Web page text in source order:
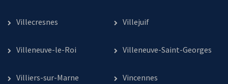
Villecresnes Villejuif
Villeneuve-le-Roi Villeneuve-Saint-Georges
Villiers-sur-Marne Vincennes